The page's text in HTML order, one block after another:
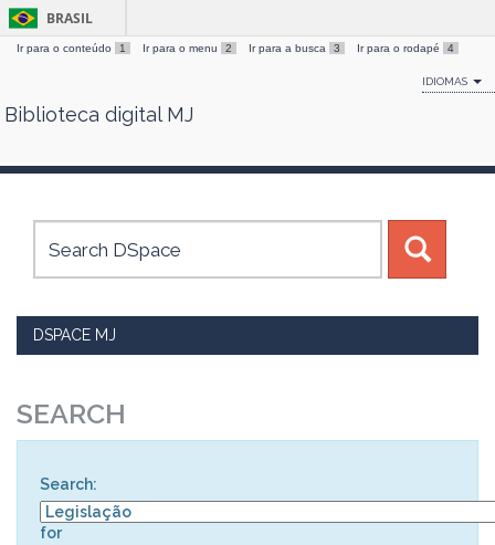
Skip
BRASIL
Ir para o conteúdo 1 Ir para o menu 2 Ir para a busca 3 Ir para o rodapé 4
IDIOMAS
Biblioteca digital MJ
DSPACE MJ
SEARCH
Search:
for